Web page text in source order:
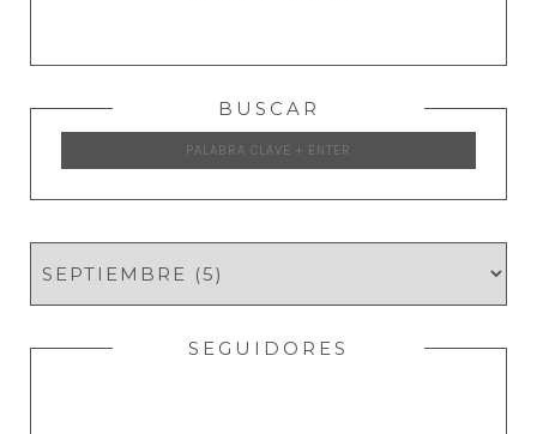
BUSCAR
SEGUIDORES